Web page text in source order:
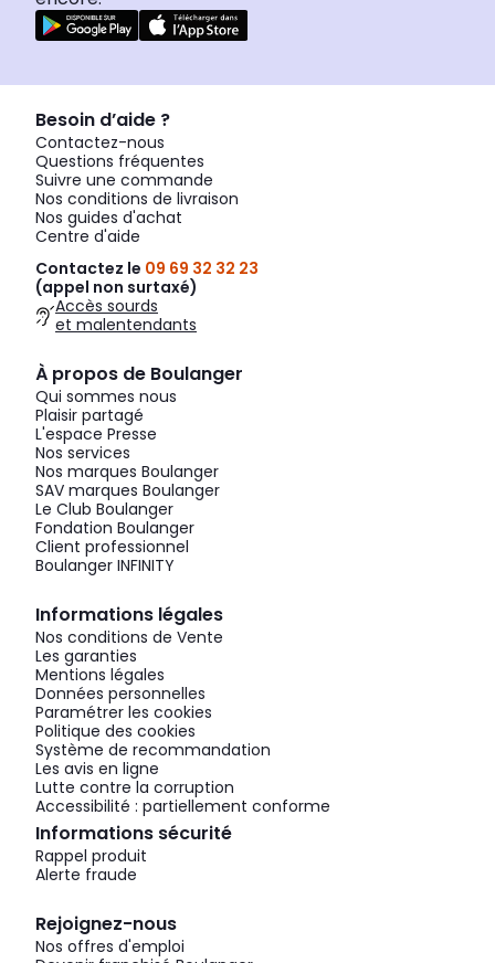
Besoin d’aide ?
Contactez-nous
Questions fréquentes
Suivre une commande
Nos conditions de livraison
Nos guides d'achat
Centre d'aide
Contactez le 09 69 32 32 23
(appel non surtaxé)
Accès sourds
et malentendants
À propos de Boulanger
Qui sommes nous
Plaisir partagé
L'espace Presse
Nos services
Nos marques Boulanger
SAV marques Boulanger
Le Club Boulanger
Fondation Boulanger
Client professionnel
Boulanger INFINITY
Informations légales
Nos conditions de Vente
Les garanties
Mentions légales
Données personnelles
Paramétrer les cookies
Politique des cookies
Système de recommandation
Les avis en ligne
Lutte contre la corruption
Accessibilité : partiellement conforme
Informations sécurité
Rappel produit
Alerte fraude
Rejoignez-nous
Nos offres d'emploi